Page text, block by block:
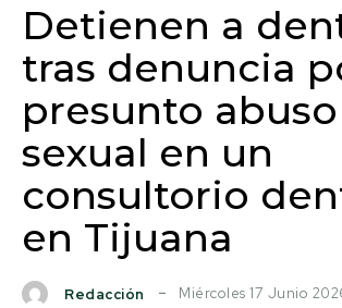
Detienen a
tras denuncia
presunto abuso
sexual en un
consultorio
en Tijuana
Redacción Miércoles 17 Junio